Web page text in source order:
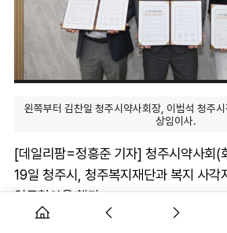
왼쪽부터 김찬일 청주시약사회장, 이범석 청주
상임이사.
[데일리팜=정흥준 기자] 청주시약사회(
19일 청주시, 청주복지재단과 복지 사각
업무협약을 했다.